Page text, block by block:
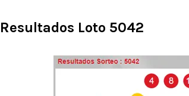
Resultados Loto 5042